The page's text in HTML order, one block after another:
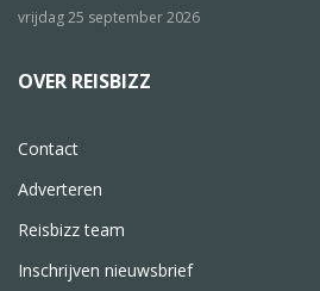
vrijdag 25 september 2026
OVER REISBIZZ
Contact
Adverteren
Reisbizz team
Inschrijven nieuwsbrief